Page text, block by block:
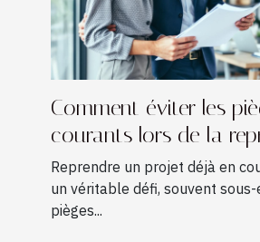
Comment éviter les
courants lors de la
projets existants ?
Reprendre un projet déjà en
un véritable défi, souvent sous-
pièges...